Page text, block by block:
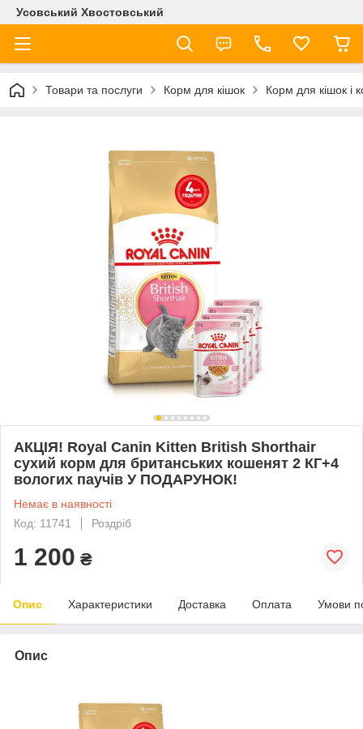
Усовський Хвостовський
Товари та послуги Корм для кішок Корм для кішок і
АКЦІЯ! Royal Canin Kitten British Shorthair
сухий корм для британських кошенят 2 КГ+4
вологих паучів У ПОДАРУНОК!
Немає в наявності
Код: 11741
Роздріб
1 200 ₴
Опис Характеристики Доставка Оплата Умови
Опис